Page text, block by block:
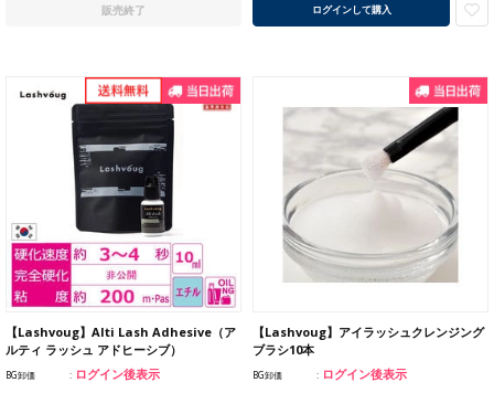
販売終了 ログインして購入
【Lashvoug】Alti Lash Adhesive（ア
ルティ ラッシュ アドヒーシブ）
BG卸価 ログイン後表示
【Lashvoug】アイラッシュクレンジング
ブラシ10本
BG卸価 ログイン後表示